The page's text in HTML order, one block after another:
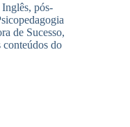
pós-
de Sucesso,
conteúdos do